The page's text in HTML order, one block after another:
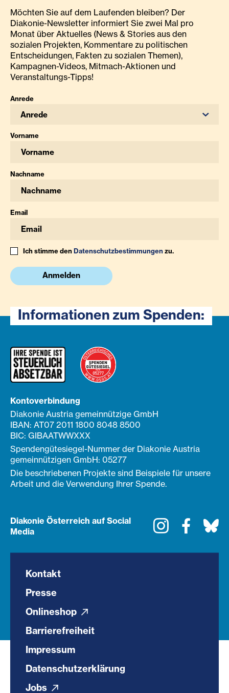
Möchten Sie auf dem Laufenden bleiben? Der
Diakonie-Newsletter informiert Sie zwei Mal pro
Monat über Aktuelles (News & Stories aus den
sozialen Projekten, Kommentare zu politischen
Entscheidungen, Fakten zu sozialen Themen),
Kampagnen-Videos, Mitmach-Aktionen und
Veranstaltungs-Tipps!
Anrede
Anrede
Vorname
Nachname
Email
Ich stimme denDatenschutzbestimmungenzu.
Anmelden
Informationen zum Spenden:
Kontoverbindung
Diakonie Austria gemeinnützige GmbH
IBAN: AT07 2011 1800 8048 8500
BIC: GIBAATWWXXX
Spendengütesiegel-Nummer der Diakonie Austria
gemeinnützigen GmbH: 05277
Die beschriebenen Projekte sind Beispiele für unsere
Arbeit und die Verwendung Ihrer Spende.
Diakonie Österreich auf Social
Media
Instagram
Kontakt
Presse
Onlineshop
Barrierefreiheit
Impressum
Datenschutzerklärung
Jobs